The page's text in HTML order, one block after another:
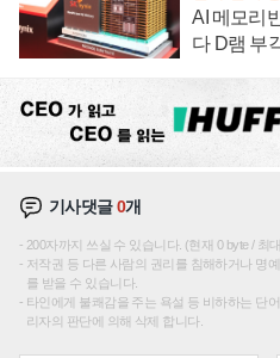
AI 메모리
다 D램 부
기사댓글0개
200자까지 쓰실 수 있습니다. (현재 0 byte / 최
저작권 등 다른 사람의 권리를 침해하거나 명
를 받을 수 있습니다.
타인에게 불쾌감을 주는 욕설 등 비하하는 단
리자의 판단에 의해 삭제 합니다.